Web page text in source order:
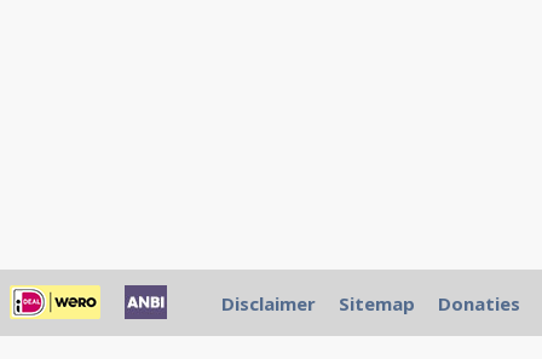
Disclaimer Sitemap Donaties